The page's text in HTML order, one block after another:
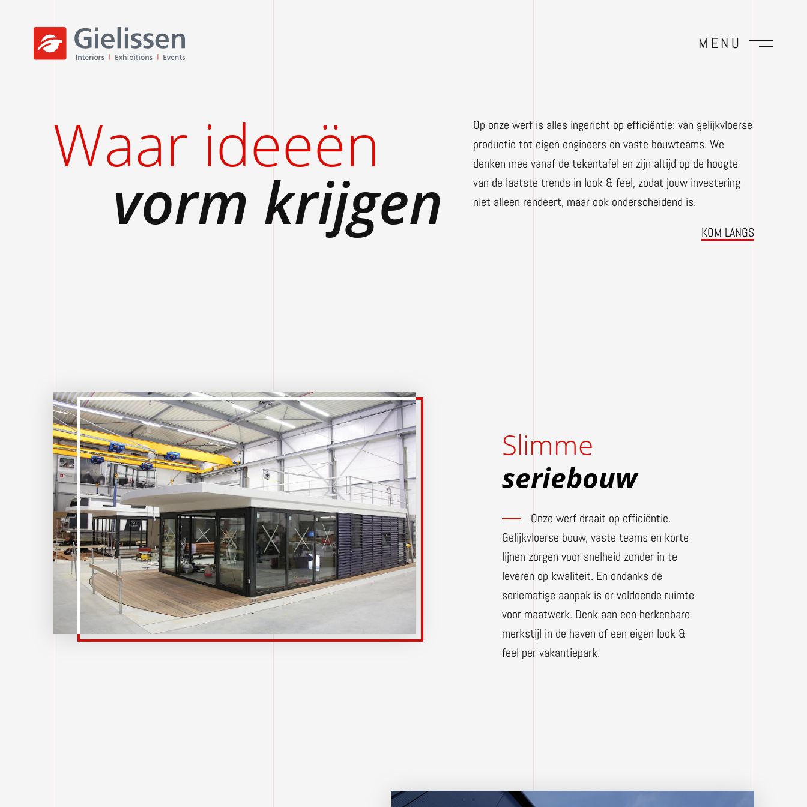
MENU
Waar ideeën
vorm krijgen
Op onze werf is alles ingericht op efficiëntie: van gelijkvloerse
productie tot eigen engineers en vaste bouwteams. We
denken mee vanaf de tekentafel en zijn altijd op de hoogte
van de laatste trends in look & feel, zodat jouw investering
niet alleen rendeert, maar ook onderscheidend is.
KOM LANGS
Slimme
seriebouw
Onze werf draait op efficiëntie.
Gelijkvloerse bouw, vaste teams en korte
lijnen zorgen voor snelheid zonder in te
leveren op kwaliteit. En ondanks de
seriematige aanpak is er voldoende ruimte
voor maatwerk. Denk aan een herkenbare
merkstijl in de haven of een eigen look &
feel per vakantiepark.